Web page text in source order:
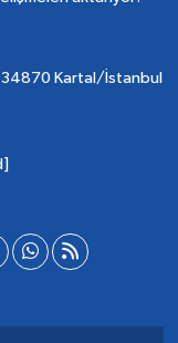
Kartal/İstanbul